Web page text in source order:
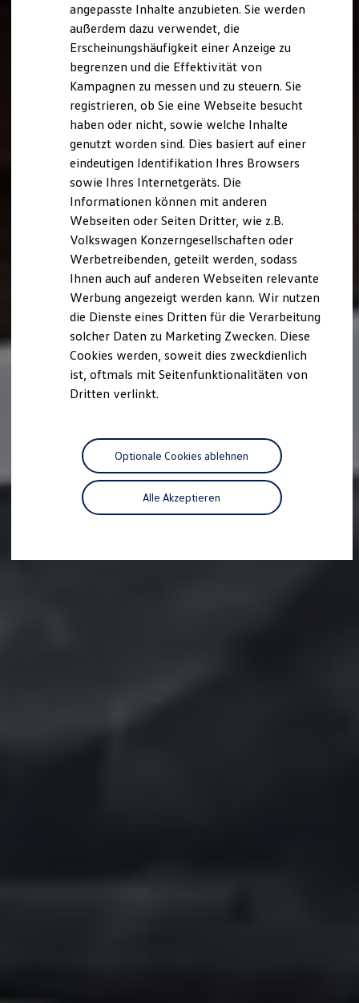
XTL-Dieselkraftstoff
Ersatzteile und Betriebsflüssigkeiten
Original Zubehör und Lifestyle Produkte
myVolkswagen
myVolkswagen Business
Elektrisch & Autonom
Elektro - & Hybridfahrzeuge
Unser Ansatz
Klimafreundlicher Strom
Reichweite & Ladelösungen
Reichweitensimulator
Ladezeitensimulator
Ladelösungen für Privatkunden
Ladelösungen für Gewerbekunden
Wallbox und Ladekabel
Förderung & Kosten der Elektrofahrzeuge
Fördermöglichkeiten für Privatkunden
Fördermöglichkeiten für Gewerbekunden
Autonomes Fahren
Mehr zum ID. Buzz
Online Beratung
California Club
California Magazin & Ratgeber
Vanlife
California App
California Lifestyle & Zubehör
Übernachten im California
Unternehmen
Karriere
Nachhaltigkeit
angepasste Inhalte anzubieten. Sie werden
außerdem dazu verwendet, die
Erscheinungshäufigkeit einer Anzeige zu
begrenzen und die Effektivität von
Kampagnen zu messen und zu steuern. Sie
registrieren, ob Sie eine Webseite besucht
haben oder nicht, sowie welche Inhalte
genutzt worden sind. Dies basiert auf einer
eindeutigen Identifikation Ihres Browsers
sowie Ihres Internetgeräts. Die
Informationen können mit anderen
Webseiten oder Seiten Dritter, wie z.B.
Volkswagen Konzerngesellschaften oder
Werbetreibenden, geteilt werden, sodass
Ihnen auch auf anderen Webseiten relevante
Werbung angezeigt werden kann. Wir nutzen
die Dienste eines Dritten für die Verarbeitung
solcher Daten zu Marketing Zwecken. Diese
Cookies werden, soweit dies zweckdienlich
ist, oftmals mit Seitenfunktionalitäten von
Dritten verlinkt.
Alle Akzeptieren
Optionale Cookies ablehnen